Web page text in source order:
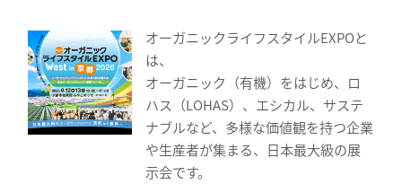
オーガニックライフスタイルEXPOと
は、
オーガニック（有機）をはじめ、ロ
ハス（LOHAS）、エシカル、サステ
ナブルなど、多様な価値観を持つ企業
や生産者が集まる、日本最大級の展
示会です。